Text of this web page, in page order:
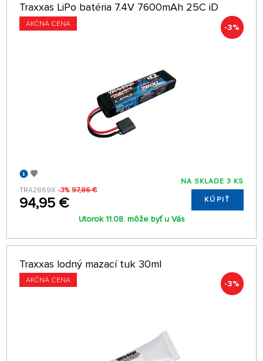
Traxxas LiPo batéria 7.4V 7600mAh 25C iD
AKČNÁ CENA -3%
TRA2869X -3% 97,86 €
94,95 €
NA SKLADE 3 KS
KÚPIŤ
Utorok 11.08. môže byť u Vás
Traxxas lodný mazací tuk 30ml
AKČNÁ CENA -3%